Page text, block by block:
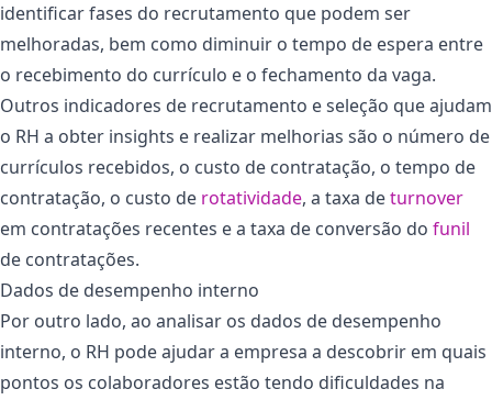
identificar fases do recrutamento que podem ser
melhoradas, bem como diminuir o tempo de espera entre
o recebimento do currículo e o fechamento da vaga.
Outros indicadores de recrutamento e seleção que ajudam
o RH a obter insights e realizar melhorias são o número de
currículos recebidos, o custo de contratação, o tempo de
contratação, o custo de rotatividade, a taxa deturnover
em contratações recentes e a taxa de conversão do funil
de contratações.
Dados de desempenho interno
Por outro lado, ao analisar os dados de desempenho
interno, o RH pode ajudar a empresa a descobrir em quais
pontos os colaboradores estão tendo dificuldades na